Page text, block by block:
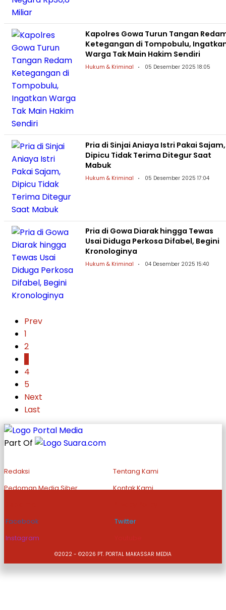
Kapolres Gowa Turun Tangan
Ketegangan di Tompobulu,
Warga Tak Main Hakim Sendiri
Hukum & Kriminal 05 Desember 2025 18:05
Pria di Sinjai Aniaya Istri Pakai Sajam,
Dipicu Tidak Terima Ditegur Saat
Mabuk
Hukum & Kriminal 05 Desember 2025 17:04
Pria di Gowa Diarak hingga Tewas
Usai Diduga Perkosa Difabel, Begini
Kronologinya
Hukum & Kriminal 04 Desember 2025 15:40
Prev
1
2
4
5
Next
Last
Part Of
Redaksi
Tentang Kami
Pedoman Media Siber
Kontak Kami
Facebook
Twitter
Instagram
©2022 - ©2026 PT. PORTAL MAKASSAR MEDIA